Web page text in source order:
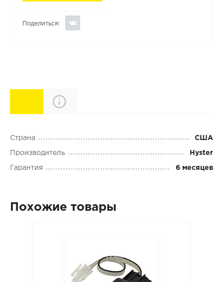
Поделиться:
Характеристики
Страна США
Производитель Hyster
Гарантия 6 месяцев
Похожие товары